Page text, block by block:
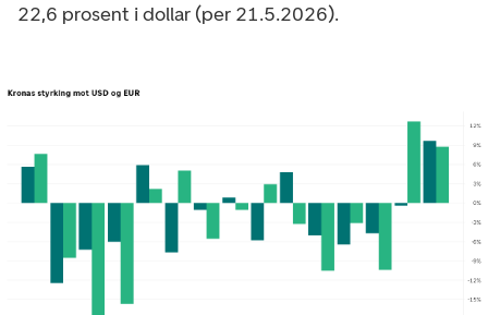
22,6 prosent i dollar (per 21.5.2026).